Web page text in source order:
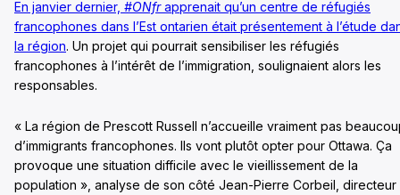
En janvier dernier, #ONfrapprenait qu’un centre de réfugiés
francophones dans l’Est ontarien était présentement à l’étude
la région. Un projet qui pourrait sensibiliser les réfugiés
francophones à l’intérêt de l’immigration, soulignaient alors les
responsables.
« La région de Prescott Russell n’accueille vraiment pas
d’immigrants francophones. Ils vont plutôt opter pour Ottawa. Ça
provoque une situation difficile avec le vieillissement de la
population », analyse de son côté Jean-Pierre Corbeil, directeur